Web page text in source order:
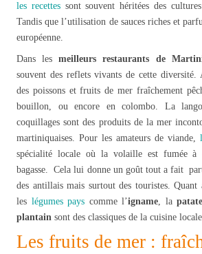
les recettessont souvent héritées des
Tandis que l’utilisation de sauces riches et
européenne.
Dans lesmeilleurs restaurants de
souvent des reflets vivants de cette
des poissons et fruits de mer fraîchement
bouillon, ou encore en colombo. La
coquillages sont des produits de la mer
martiniquaises. Pour les amateurs de viande,
spécialité locale où la volaille est fumée
bagasse. Cela lui donne un goût tout a fait
des antillais mais surtout des touristes. Quant
les légumes pays comme l’igname , la
plantain sont des classiques de la cuisine locale.
Les fruits de mer :